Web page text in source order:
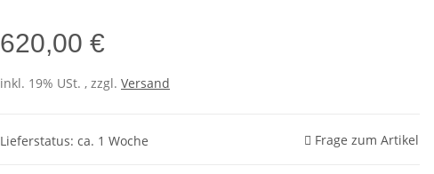
620,00 €
inkl. 19% USt. , zzgl. Versand
Lieferstatus: ca. 1 Woche Frage zum Artikel